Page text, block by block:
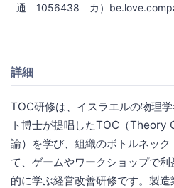
通 1056438 カ）
詳細
TOC研修は、イスラエルの物理
ト博士が提唱したTOC（
論）を学び、組織のボトルネッ
て、ゲームやワークショップで
的に学ぶ経営改善研修です。製造